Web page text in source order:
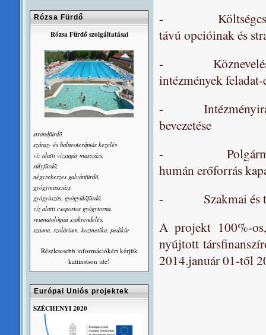
-
távú opcióinak és
- Köznevelési-
intézmények
-
bevezetése
- Polgármesteri
humán erőforrás
- Szakmai és
A projekt 100%-
nyújtott
2014.január 01-től
Rózsa Fürdő
Rózsa Fürdő szolgáltatásai
strandfürdõ,
száraz- és balneoterápiás kezelés
víz alatti vízsugár masszázs,
súlyfürdõ,
négyrekeszes galvánfürdõ,
gyógymasszázs,
gyógyúszás, gyógyülõfürdő,
víz alatti csoportos gyógytorna,
reumatológiai szakrendelés,
szauna, szolárium, kozmetika, pedikûr
Részletesebb információkért kérjük
kattinstson ide!
Európai Uniós projektek
SZÉCHENYI 2020